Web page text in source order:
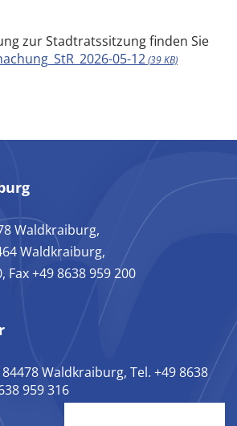
zur Stadtratssitzung finden Sie
05-12(39 KB)
Waldkraiburg,
Waldkraiburg,
Fax +49 8638 959 200
Waldkraiburg, Tel. +49 8638
959 316